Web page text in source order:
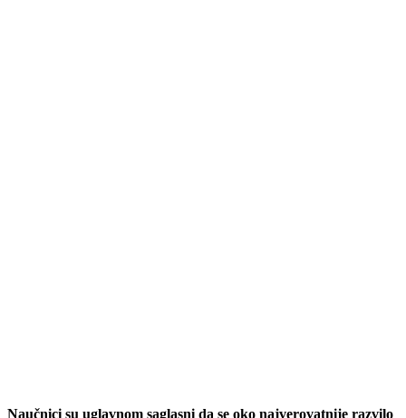
Naučnici su uglavnom saglasni da se oko najverovatnije razvilo